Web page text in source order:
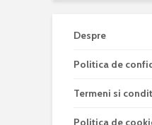
Despre
Politica de
Termeni si
Politica de